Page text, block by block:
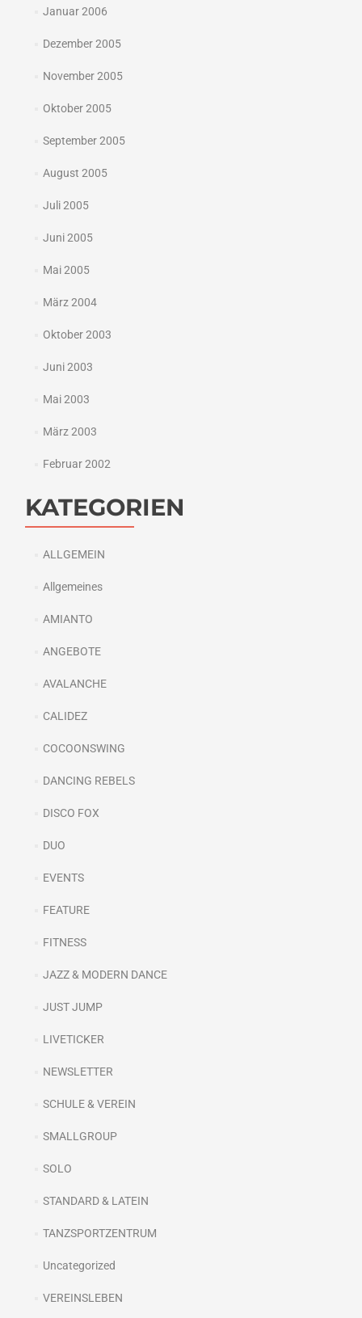
Januar 2006
Dezember 2005
November 2005
Oktober 2005
September 2005
August 2005
Juli 2005
Juni 2005
Mai 2005
März 2004
Oktober 2003
Juni 2003
Mai 2003
März 2003
Februar 2002
KATEGORIEN
ALLGEMEIN
Allgemeines
AMIANTO
ANGEBOTE
AVALANCHE
CALIDEZ
COCOONSWING
DANCING REBELS
DISCO FOX
DUO
EVENTS
FEATURE
FITNESS
JAZZ & MODERN DANCE
JUST JUMP
LIVETICKER
NEWSLETTER
SCHULE & VEREIN
SMALLGROUP
SOLO
STANDARD & LATEIN
TANZSPORTZENTRUM
Uncategorized
VEREINSLEBEN